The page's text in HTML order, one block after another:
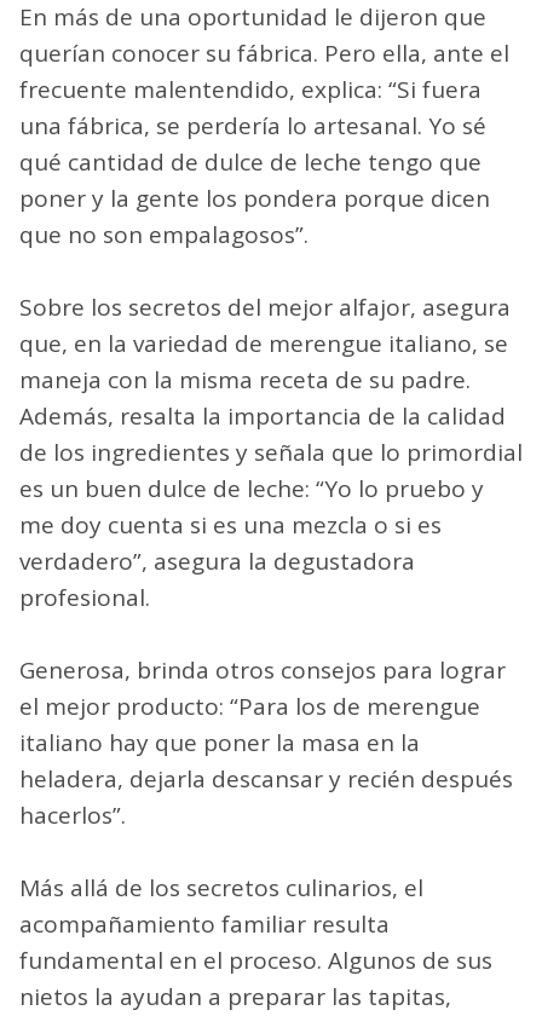
En más de una oportunidad le dijeron que
querían conocer su fábrica. Pero ella, ante el
frecuente malentendido, explica: “Si fuera
una fábrica, se perdería lo artesanal. Yo sé
qué cantidad de dulce de leche tengo que
poner y la gente los pondera porque dicen
que no son empalagosos”.
Sobre los secretos del mejor alfajor, asegura
que, en la variedad de merengue italiano, se
maneja con la misma receta de su padre.
Además, resalta la importancia de la calidad
de los ingredientes y señala que lo primordial
es un buen dulce de leche: “Yo lo pruebo y
me doy cuenta si es una mezcla o si es
verdadero”, asegura la degustadora
profesional.
Generosa, brinda otros consejos para lograr
el mejor producto: “Para los de merengue
italiano hay que poner la masa en la
heladera, dejarla descansar y recién después
hacerlos”.
Más allá de los secretos culinarios, el
acompañamiento familiar resulta
fundamental en el proceso. Algunos de sus
nietos la ayudan a preparar las tapitas,